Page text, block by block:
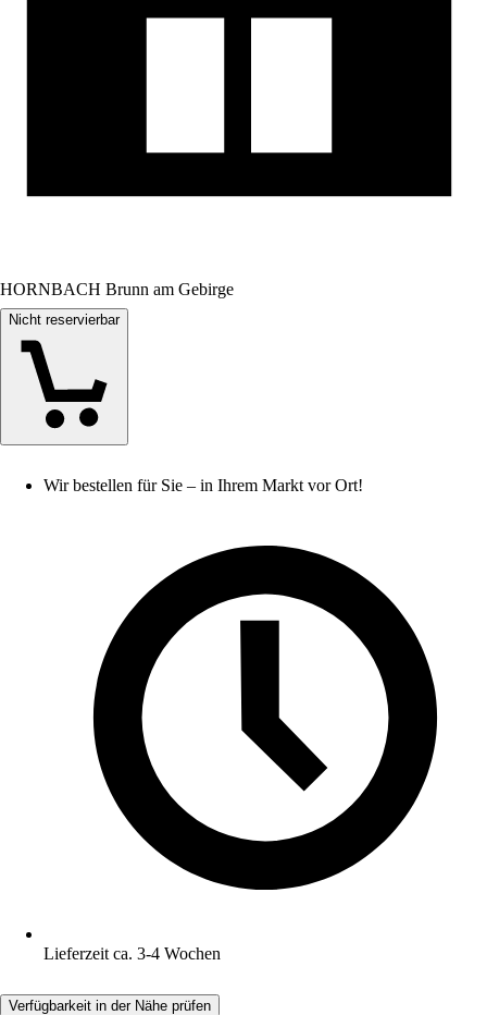
HORNBACH Brunn am Gebirge
Nicht reservierbar
Wir bestellen für Sie – in Ihrem Markt vor Ort!
Lieferzeit ca. 3-4 Wochen
Verfügbarkeit in der Nähe prüfen